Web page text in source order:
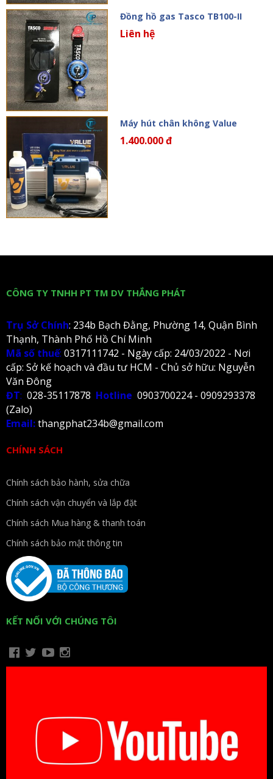
Đồng hồ gas Tasco TB100-II
Liên hệ
Máy hút chân không Value
1.400.000 đ
CÔNG TY TNHH PT TM DV THẮNG PHÁT
Trụ Sở Chính: 234b Bạch Đằng, Phường 14, Quận Bình
Thạnh, Thành Phố Hồ Chí Minh
Mã số thuế: 0317111742 - Ngày cấp: 24/03/2022 - Nơi
cấp: Sở kế hoạch và đầu tư HCM - Chủ sở hữu: Nguyễn
Văn Đông
ĐT: 028-35117878 Hotline 0903700224 - 0909293378
(Zalo)
Email:thangphat234b@gmail.com
CHÍNH SÁCH
Chính sách bảo hành, sửa chữa
Chính sách vận chuyển và lắp đặt
Chính sách Mua hàng & thanh toán
Chính sách bảo mật thông tin
KẾT NỐI VỚI CHÚNG TÔI